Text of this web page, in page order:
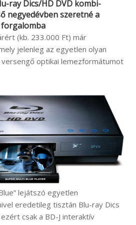
ray Dics/HD DVD kombi-
negyedévben szeretné a
(kb. 233.000 Ft) már
jelenleg az egyetlen olyan
optikai lemezformátumot
lejátszó egyetlen
eredetileg tisztán Blu-ray Dics
csak a BD-J interaktív